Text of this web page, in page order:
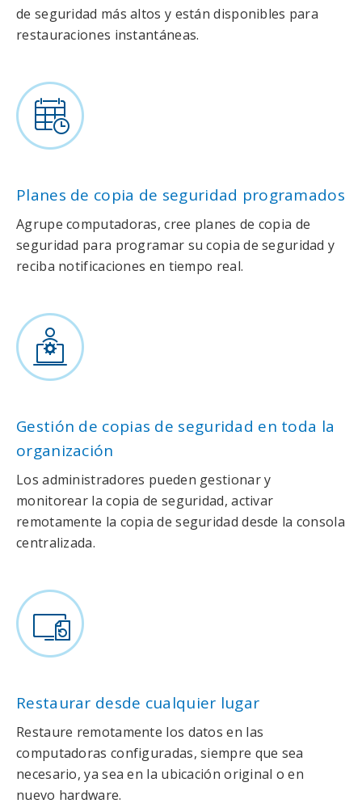
de seguridad más altos y están disponibles para
restauraciones instantáneas.
Planes de copia de seguridad programados
Agrupe computadoras, cree planes de copia de
seguridad para programar su copia de seguridad y
reciba notificaciones en tiempo real.
Gestión de copias de seguridad en toda la
organización
Los administradores pueden gestionar y
monitorear la copia de seguridad, activar
remotamente la copia de seguridad desde la consola
centralizada.
Restaurar desde cualquier lugar
Restaure remotamente los datos en las
computadoras configuradas, siempre que sea
necesario, ya sea en la ubicación original o en
nuevo hardware.